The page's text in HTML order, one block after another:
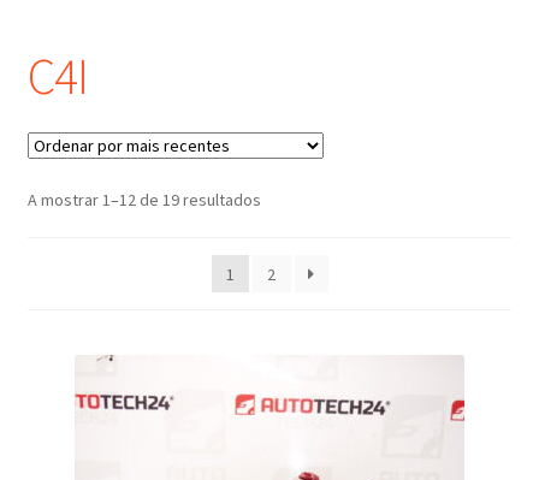
Confira
Contato
Minha conta
Política de Privacidade
C4I
A mostrar 1–12 de 19 resultadosOrdenado
recentes
1 2